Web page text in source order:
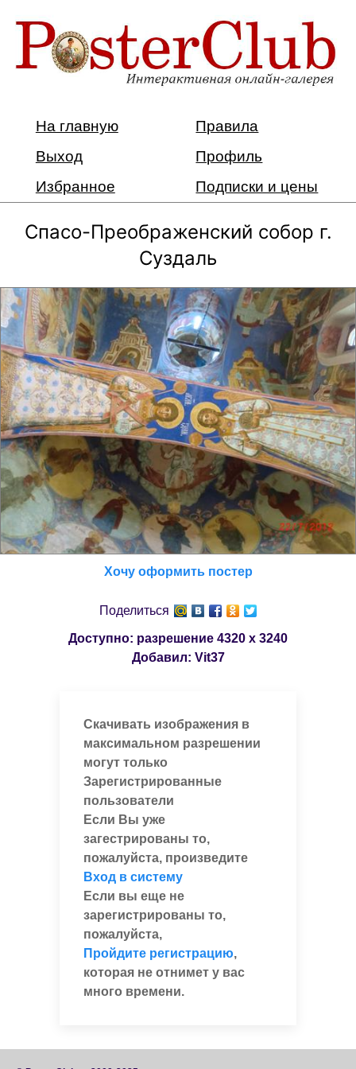
На главную
Правила
Выход
Профиль
Избранное
Подписки и цены
Спасо-Преображенский собор г.
Суздаль
Хочу оформить постер
Поделиться
Доступно: разрешение 4320 x 3240
Добавил: Vit37
Скачивать изображения в
максимальном разрешении
могут только
Зарегистрированные
пользователи
Если Вы уже
загестрированы то,
пожалуйста, произведите
Вход в систему
Если вы еще не
зарегистрированы то,
пожалуйста,
Пройдите регистрацию,
которая не отнимет у вас
много времени.